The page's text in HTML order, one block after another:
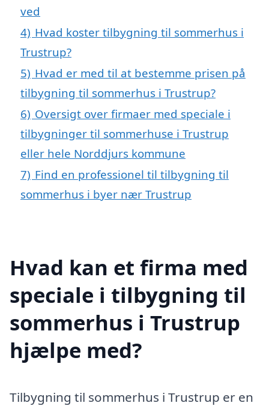
ved
4) Hvad koster tilbygning til sommerhus i
Trustrup?
5) Hvad er med til at bestemme prisen på
tilbygning til sommerhus i Trustrup?
6) Oversigt over firmaer med speciale i
tilbygninger til sommerhuse i Trustrup
eller hele Norddjurs kommune
7) Find en professionel til tilbygning til
sommerhus i byer nær Trustrup
Hvad kan et firma med
speciale i tilbygning til
sommerhus i Trustrup
hjælpe med?
Tilbygning til sommerhus i Trustrup er en